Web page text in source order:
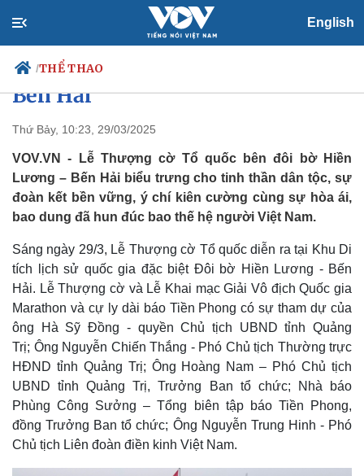
English
/THỂ THAO
Chính trị
Đảng
Tổ chức nhân sự
Quốc hội
Nhận diện sự thật
Xã hội
Tin 24h
Dự báo thời tiết
Giáo dục
Dấu ấn VOV
Việc làm
Biển đảo
Lễ Thượng cờ Tổ quốc thiêng
liêng bên đôi bờ Hiền Lương -
Bến Hải
Thứ Bảy, 10:23, 29/03/2025
VOV.VN - Lễ Thượng cờ Tổ quốc bên đôi bờ Hiền
Lương – Bến Hải biểu trưng cho tinh thần dân tộc, sự
đoàn kết bền vững, ý chí kiên cường cùng sự hòa ái,
bao dung đã hun đúc bao thế hệ người Việt Nam.
Sáng ngày 29/3, Lễ Thượng cờ Tổ quốc diễn ra tại Khu Di
tích lịch sử quốc gia đặc biệt Đôi bờ Hiền Lương - Bến
Hải. Lễ Thượng cờ và Lễ Khai mạc Giải Vô địch Quốc gia
Marathon và cự ly dài báo Tiền Phong có sự tham dự của
ông Hà Sỹ Đồng - quyền Chủ tịch UBND tỉnh Quảng
Trị; Ông Nguyễn Chiến Thắng - Phó Chủ tịch Thường trực
HĐND tỉnh Quảng Trị; Ông Hoàng Nam – Phó Chủ tịch
UBND tỉnh Quảng Trị, Trưởng Ban tổ chức; Nhà báo
Phùng Công Sưởng – Tổng biên tập báo Tiền Phong,
đồng Trưởng Ban tổ chức; Ông Nguyễn Trung Hinh - Phó
Chủ tịch Liên đoàn điền kinh Việt Nam.